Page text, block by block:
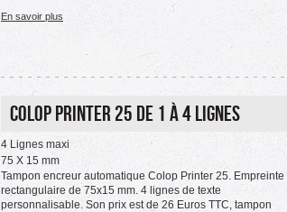
En savoir plus
Colop printer 25 de 1 à 4 lignes
4 Lignes maxi
75 X 15 mm
Tampon encreur automatique Colop Printer 25. Empreinte
rectangulaire de 75x15 mm. 4 lignes de texte
personnalisable. Son prix est de 26 Euros TTC, tampon